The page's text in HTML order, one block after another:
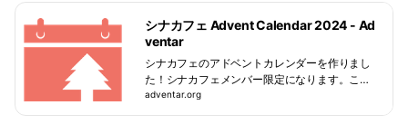
シナカフェ Advent Calendar 2024 - Ad
ventar
シナカフェのアドベントカレンダーを作りまし
た！シナカフェメンバー限定になります。こち
らのイベントに登録された方は、シナカフェの
adventar.org